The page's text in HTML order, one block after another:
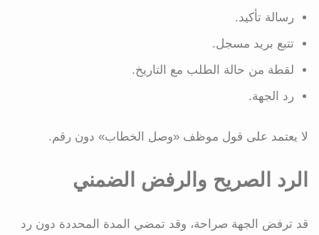
رسالة تأكيد.
تتبع بريد مسجل.
لقطة من حالة الطلب مع التاريخ.
رد الجهة.
لا يعتمد على قول موظف «وصل الخطاب» دون رقم.
الرد الصريح والرفض الضمني
قد ترفض الجهة صراحة، وقد تمضي المدة المحددة دون رد